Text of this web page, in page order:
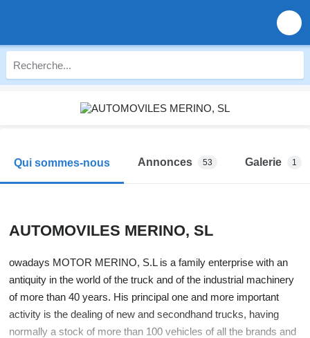
Qui sommes-nous Annonces 53 Galerie 1
AUTOMOVILES MERINO, SL
owadays MOTOR MERINO, S.L is a family enterprise with an
antiquity in the world of the truck and of the industrial machinery
of more than 40 years. His principal one and more important
activity is the dealing of new and secondhand trucks, having
normally a stock of more than 100 vehicles of all the brands and